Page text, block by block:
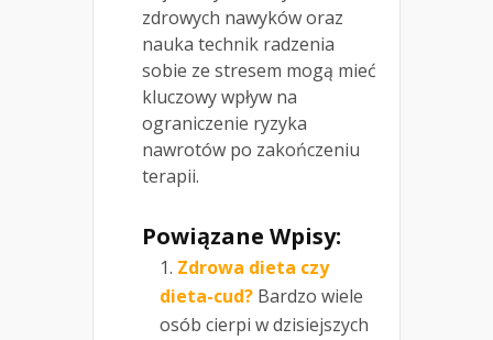
zdrowych nawyków oraz
nauka technik radzenia
sobie ze stresem mogą mieć
kluczowy wpływ na
ograniczenie ryzyka
nawrotów po zakończeniu
terapii.
Powiązane Wpisy:
Zdrowa dieta czy
dieta-cud? Bardzo wiele
osób cierpi w dzisiejszych